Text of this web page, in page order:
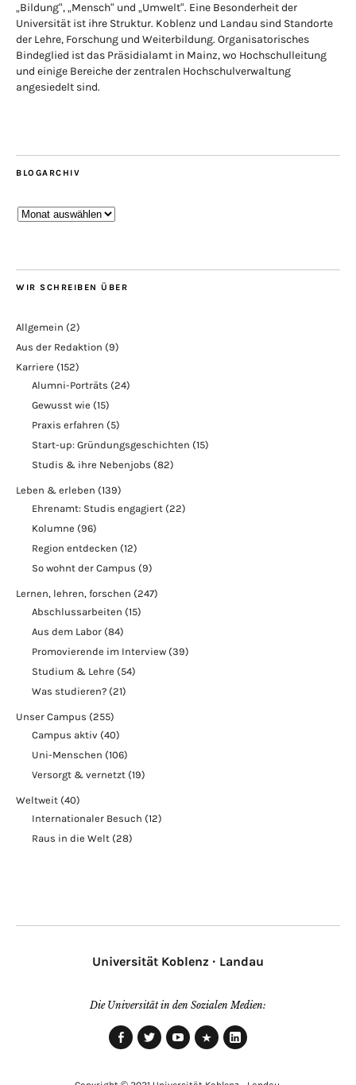
„Bildung“, „Mensch“ und „Umwelt“. Eine Besonderheit der
Universität ist ihre Struktur. Koblenz und Landau sind Standorte
der Lehre, Forschung und Weiterbildung. Organisatorisches
Bindeglied ist das Präsidialamt in Mainz, wo Hochschulleitung
und einige Bereiche der zentralen Hochschulverwaltung
angesiedelt sind.
BLOGARCHIV
Blogarchiv
WIR SCHREIBEN ÜBER
Allgemein (2)
Aus der Redaktion (9)
Karriere (152)
Alumni-Porträts (24)
Gewusst wie (15)
Praxis erfahren (5)
Start-up: Gründungsgeschichten (15)
Studis & ihre Nebenjobs (82)
Leben & erleben (139)
Ehrenamt: Studis engagiert (22)
Kolumne (96)
Region entdecken (12)
So wohnt der Campus (9)
Lernen, lehren, forschen (247)
Abschlussarbeiten (15)
Aus dem Labor (84)
Promovierende im Interview (39)
Studium & Lehre (54)
Was studieren? (21)
Unser Campus (255)
Campus aktiv (40)
Uni-Menschen (106)
Versorgt & vernetzt (19)
Weltweit (40)
Internationaler Besuch (12)
Raus in die Welt (28)
Universität Koblenz · Landau
Die Universität in den Sozialen Medien: